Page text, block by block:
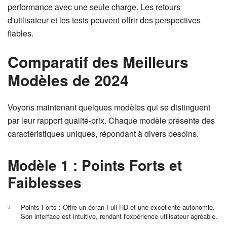
performance avec une seule charge. Les retours
d'utilisateur et les tests peuvent offrir des perspectives
fiables.
Comparatif des Meilleurs
Modèles de 2024
Voyons maintenant quelques modèles qui se distinguent
par leur rapport qualité-prix. Chaque modèle présente des
caractéristiques uniques, répondant à divers besoins.
Modèle 1 : Points Forts et
Faiblesses
Points Forts : Offre un écran Full HD et une excellente autonomie.
Son interface est intuitive, rendant l'expérience utilisateur agréable.